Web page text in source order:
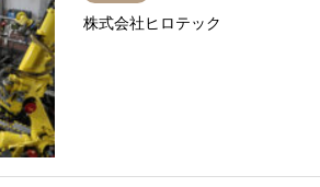
株式会社ヒロテック